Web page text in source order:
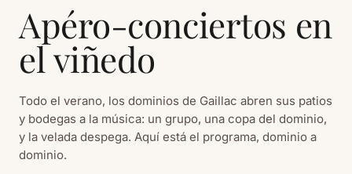
Apéro-conciertos en
el viñedo
Todo el verano, los dominios de Gaillac abren sus patios
y bodegas a la música: un grupo, una copa del dominio,
y la velada despega. Aquí está el programa, dominio a
dominio.